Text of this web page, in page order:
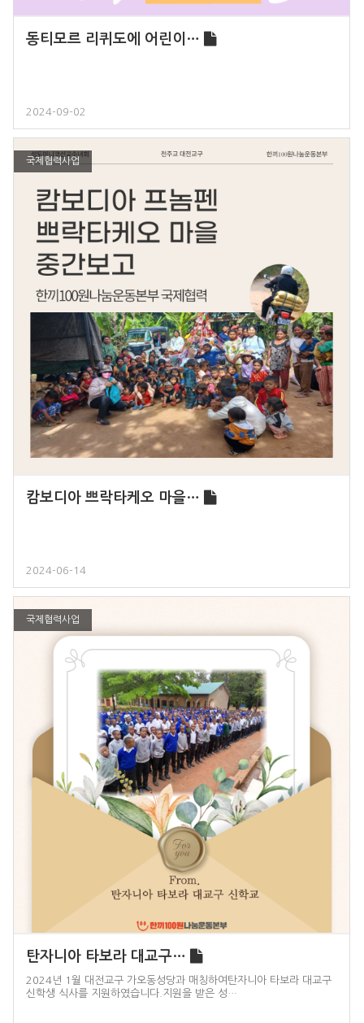
동티모르 리퀴도에 어린이…
2024-09-02
국제협력사업
캄보디아 쁘락타케오 마을…
2024-06-14
국제협력사업
탄자니아 타보라 대교구…
2024년 1월 대전교구 가오동성당과 매칭하여탄자니아 타보라 대교구
신학생 식사를 지원하였습니다.지원을 받은 성…